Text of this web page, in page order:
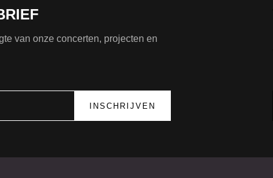
van onze concerten, projecten en